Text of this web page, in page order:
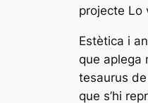
projecte Lo
Estètica i
que aplega
tesaurus
que s’hi